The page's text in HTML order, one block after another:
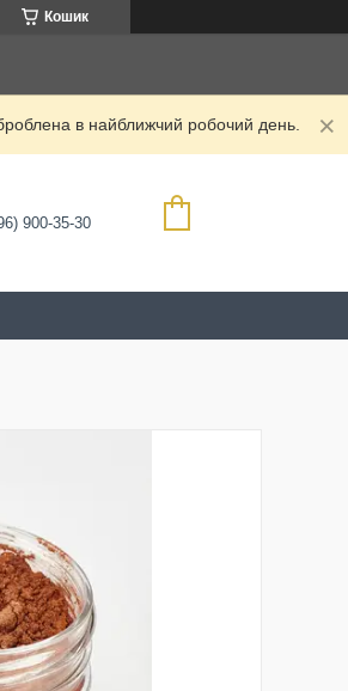
Кошик
в найближчий робочий день.
900-35-30